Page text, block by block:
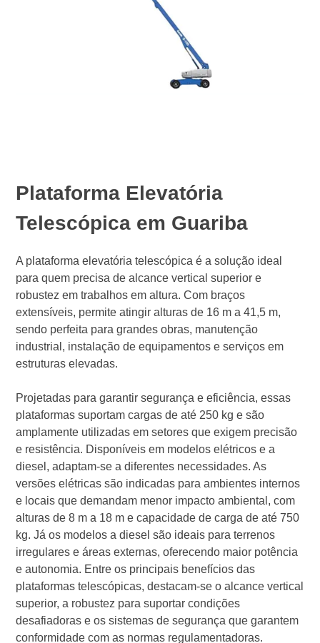
Plataforma Elevatória
Telescópica em Guariba
A plataforma elevatória telescópica é a solução ideal
para quem precisa de alcance vertical superior e
robustez em trabalhos em altura. Com braços
extensíveis, permite atingir alturas de 16 m a 41,5 m,
sendo perfeita para grandes obras, manutenção
industrial, instalação de equipamentos e serviços em
estruturas elevadas.
Projetadas para garantir segurança e eficiência, essas
plataformas suportam cargas de até 250 kg e são
amplamente utilizadas em setores que exigem precisão
e resistência. Disponíveis em modelos elétricos e a
diesel, adaptam-se a diferentes necessidades. As
versões elétricas são indicadas para ambientes internos
e locais que demandam menor impacto ambiental, com
alturas de 8 m a 18 m e capacidade de carga de até 750
kg. Já os modelos a diesel são ideais para terrenos
irregulares e áreas externas, oferecendo maior potência
e autonomia. Entre os principais benefícios das
plataformas telescópicas, destacam-se o alcance vertical
superior, a robustez para suportar condições
desafiadoras e os sistemas de segurança que garantem
conformidade com as normas regulamentadoras.